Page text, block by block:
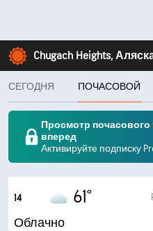
Chugach Heights,
СЕГОДНЯ ПОЧАСОВОЙ
Просмотр почасового
вперед
Активируйте подписку
14 61°
Облачно